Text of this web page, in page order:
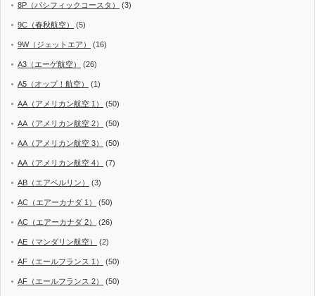
8P（パシフィックコースタ） (3)
9C（春秋航空） (5)
9W（ジェットエア） (16)
A3（エーゲ航空） (26)
A5（オップ！航空） (1)
AA（アメリカン航空 1） (50)
AA（アメリカン航空 2） (50)
AA（アメリカン航空 3） (50)
AA（アメリカン航空 4） (7)
AB（エアベルリン） (3)
AC（エアーカナダ 1） (50)
AC（エアーカナダ 2） (26)
AE（マンダリン航空） (2)
AF（エールフランス 1） (50)
AF（エールフランス 2） (50)